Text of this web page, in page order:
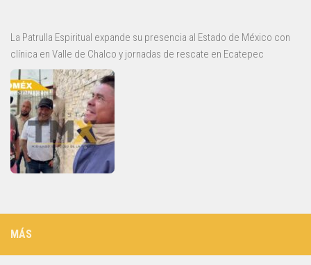
La Patrulla Espiritual expande su presencia al Estado de México con
clínica en Valle de Chalco y jornadas de rescate en Ecatepec
MÁS